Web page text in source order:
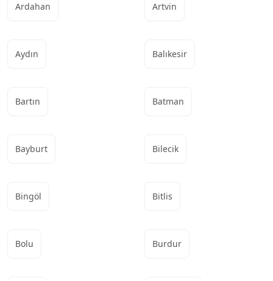
Ardahan Artvin
Aydın Balıkesir
Bartın Batman
Bayburt Bilecik
Bingöl Bitlis
Bolu Burdur